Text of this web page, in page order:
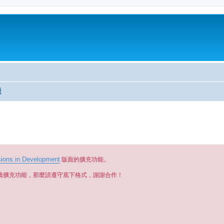
in Development 版面的擴充功能。
充功能，那麼請遵守底下格式，謝謝合作！